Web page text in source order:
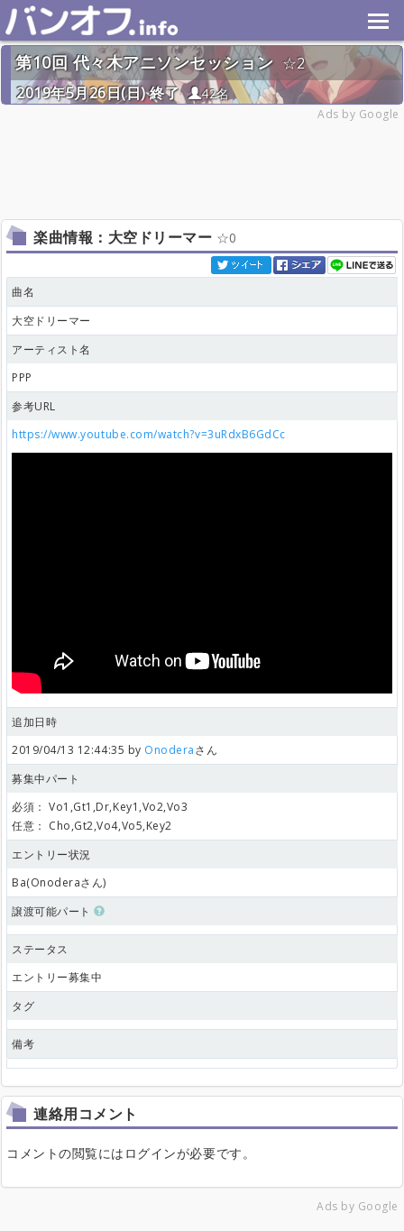
第10回 代々木アニソンセッション
2
2019年5月26日(日) 終了
42名
Ads by Google
楽曲情報：大空ドリーマー 0
曲名
大空ドリーマー
アーティスト名
PPP
参考URL
https://www.youtube.com/watch?v=3uRdxB6GdCc
追加日時
2019/04/13 12:44:35 by Onoderaさん
募集中パート
必須： Vo1,Gt1,Dr,Key1,Vo2,Vo3
任意： Cho,Gt2,Vo4,Vo5,Key2
エントリー状況
Ba(Onoderaさん)
譲渡可能パート
ステータス
エントリー募集中
タグ
備考
連絡用コメント
コメントの閲覧にはログインが必要です。
Ads by Google